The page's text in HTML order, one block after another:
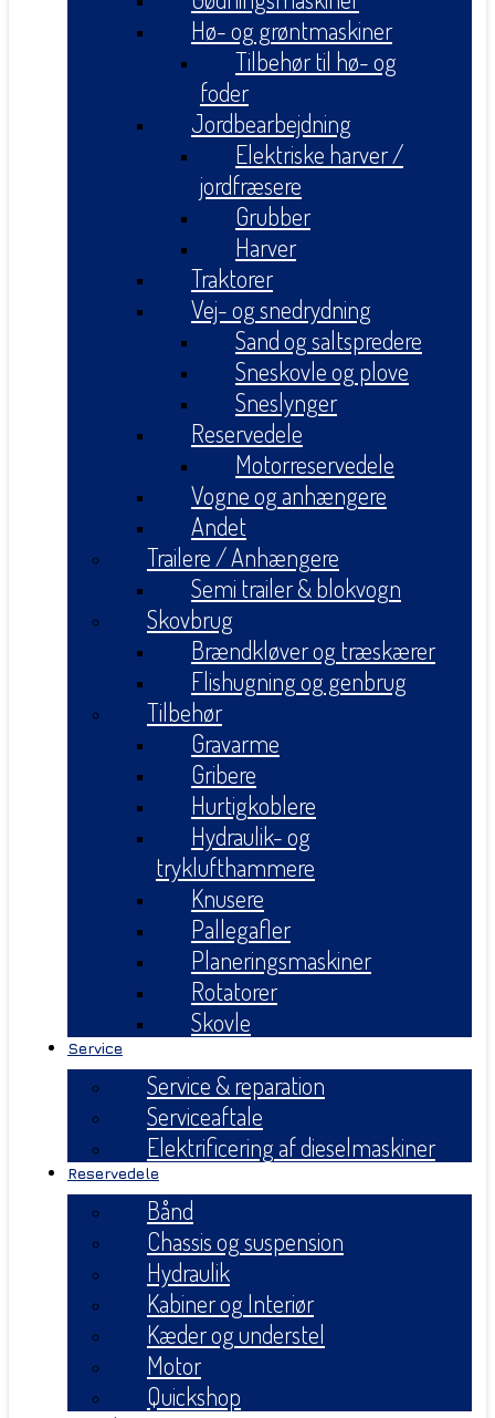
Hø- og grøntmaskiner
Tilbehør til hø- og
foder
Jordbearbejdning
Elektriske harver /
jordfræsere
Grubber
Harver
Traktorer
Vej- og snedrydning
Sand og saltspredere
Sneskovle og plove
Sneslynger
Reservedele
Motorreservedele
Vogne og anhængere
Andet
Trailere / Anhængere
Semi trailer & blokvogn
Skovbrug
Brændkløver og træskærer
Flishugning og genbrug
Tilbehør
Gravarme
Gribere
Hurtigkoblere
Hydraulik- og
tryklufthammere
Knusere
Pallegafler
Planeringsmaskiner
Rotatorer
Skovle
Service
Service & reparation
Serviceaftale
Elektrificering af dieselmaskiner
Reservedele
Bånd
Chassis og suspension
Hydraulik
Kabiner og Interiør
Kæder og understel
Motor
Quickshop